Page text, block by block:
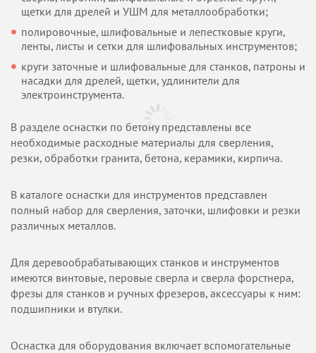
щетки для дрелей и УШМ для металлообработки;
полировочные, шлифовальные и лепестковые круги,
ленты, листы и сетки для шлифовальных инструментов;
круги заточные и шлифовальные для станков, патроны и
насадки для дрелей, щетки, удлинители для
электроинструмента.
В разделе оснастки по бетону представлены все
необходимые расходные материалы для сверления,
резки, обработки гранита, бетона, керамики, кирпича.
В каталоге оснастки для инструментов представлен
полный набор для сверления, заточки, шлифовки и резки
различных металлов.
Для деревообрабатывающих станков и инструментов
имеются винтовые, перовые сверла и сверла форстнера,
фрезы для станков и ручных фрезеров, аксессуары к ним:
подшипники и втулки.
Оснастка для оборудования включает вспомогательные